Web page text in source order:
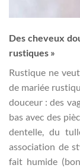
Des cheveux
rustiques »
Rustique ne
de mariée
douceur : des
bas avec des
dentelle, du
association de
fait humide